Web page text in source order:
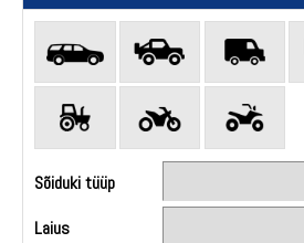
Sõiduki tüüp
Laius